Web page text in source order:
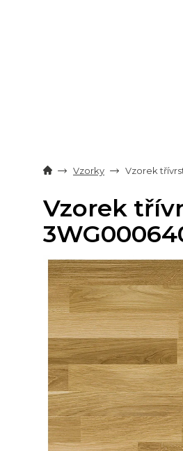
Vzorky Vzorek
Vzorek